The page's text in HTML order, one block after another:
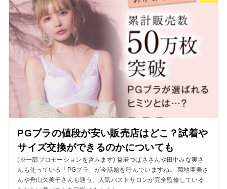
PGブラの値段が安い販売店はどこ？試着や
サイズ交換ができるのかについても
(※一部プロモーションを含みます) 益若つばささんや田中みな実さ
んも使っている「PGブラ」が今話題を呼んでいますね。 菊地亜美さ
んや舟山久美子さんも通う、人気バストサロンが完全監修している